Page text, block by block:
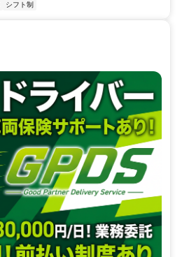
シフト制